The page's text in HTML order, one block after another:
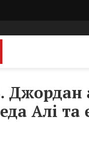
Алі та